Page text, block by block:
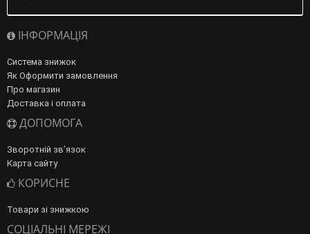
ІНФОРМАЦІЯ
Система знижок
Як Оформити замовлення
Про магазин
Доставка і оплата
ДОПОМОГА
Зворотній зв’язок
Карта сайту
КОРИСНЕ
Товари зі знижкою
СОЦІАЛЬНІ МЕРЕЖІ